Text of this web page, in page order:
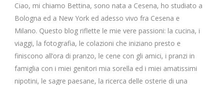
Ciao, mi chiamo Bettina, sono nata a Cesena, ho studiato a
Bologna ed a New York ed adesso vivo fra Cesena e
Milano. Questo blog riflette le mie vere passioni: la cucina, i
viaggi, la fotografia, le colazioni che iniziano presto e
finiscono all’ora di pranzo, le cene con gli amici, i pranzi in
famiglia con i miei genitori mia sorella ed i miei amatissimi
nipotini, le sagre paesane, la ricerca delle osterie di una